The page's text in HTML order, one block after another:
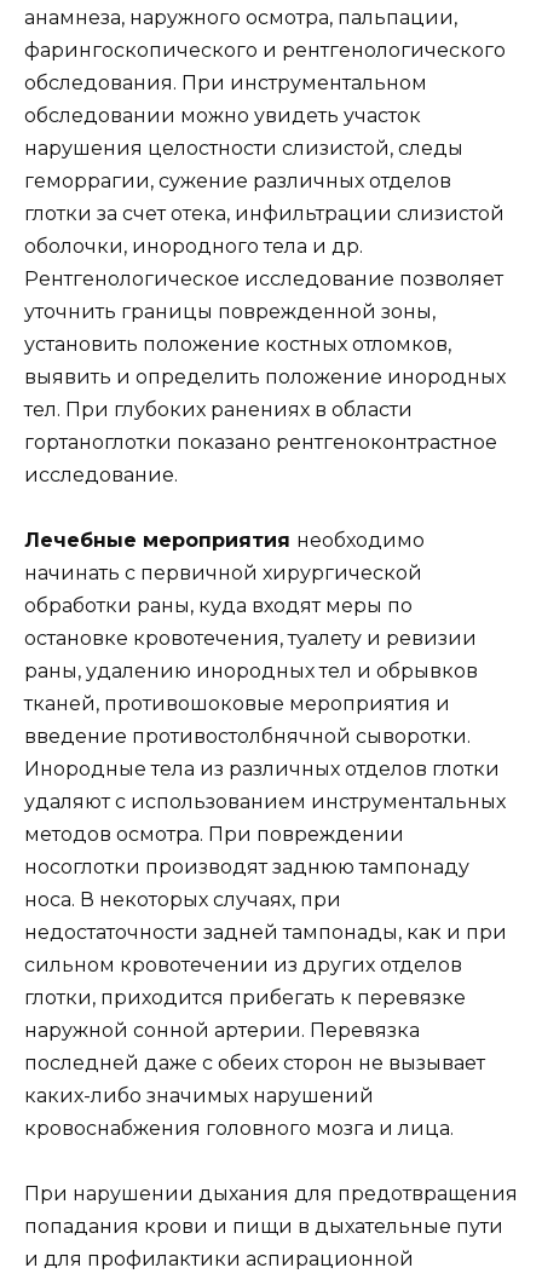
анамнеза, наружного осмотра, пальпации,
фарингоскопического и рентгенологического
обследования. При инструментальном
обследовании можно увидеть участок
нарушения целостности слизистой, следы
геморрагии, сужение различных отделов
глотки за счет отека, инфильтрации слизистой
оболочки, инородного тела и др.
Рентгенологическое исследование позволяет
уточнить границы поврежденной зоны,
установить положение костных отломков,
выявить и определить положение инородных
тел. При глубоких ранениях в области
гортаноглотки показано рентгеноконтрастное
исследование.
Лечебные мероприятия необходимо
начинать с первичной хирургической
обработки раны, куда входят меры по
остановке кровотечения, туалету и ревизии
раны, удалению инородных тел и обрывков
тканей, противошоковые мероприятия и
введение противостолбнячной сыворотки.
Инородные тела из различных отделов глотки
удаляют с использованием инструментальных
методов осмотра. При повреждении
носоглотки производят заднюю тампонаду
носа. В некоторых случаях, при
недостаточности задней тампонады, как и при
сильном кровотечении из других отделов
глотки, приходится прибегать к перевязке
наружной сонной артерии. Перевязка
последней даже с обеих сторон не вызывает
каких-либо значимых нарушений
кровоснабжения головного мозга и лица.
При нарушении дыхания для предотвращения
попадания крови и пищи в дыхательные пути
и для профилактики аспирационной